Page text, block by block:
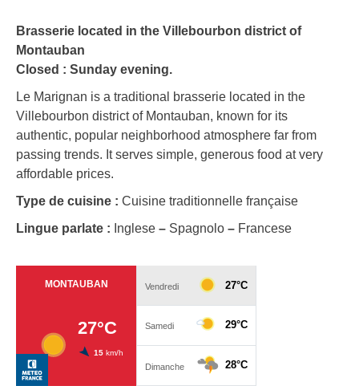
Brasserie located in the Villebourbon district of
Montauban
Closed : Sunday evening.
Le Marignan is a traditional brasserie located in the
Villebourbon district of Montauban, known for its
authentic, popular neighborhood atmosphere far from
passing trends. It serves simple, generous food at very
affordable prices.
Type de cuisine : Cuisine traditionnelle française
Lingue parlate : Inglese – Spagnolo – Francese